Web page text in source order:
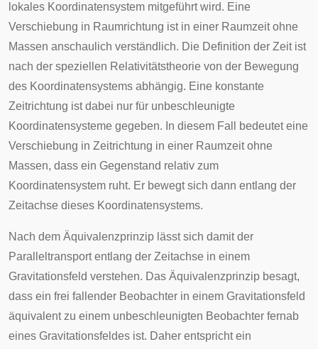
lokales Koordinatensystem mitgeführt wird. Eine
Verschiebung in Raumrichtung ist in einer Raumzeit ohne
Massen anschaulich verständlich. Die Definition der Zeit ist
nach der speziellen Relativitätstheorie von der Bewegung
des Koordinatensystems abhängig. Eine konstante
Zeitrichtung ist dabei nur für unbeschleunigte
Koordinatensysteme gegeben. In diesem Fall bedeutet eine
Verschiebung in Zeitrichtung in einer Raumzeit ohne
Massen, dass ein Gegenstand relativ zum
Koordinatensystem ruht. Er bewegt sich dann entlang der
Zeitachse dieses Koordinatensystems.
Nach dem Äquivalenzprinzip lässt sich damit der
Paralleltransport entlang der Zeitachse in einem
Gravitationsfeld verstehen. Das Äquivalenzprinzip besagt,
dass ein frei fallender Beobachter in einem Gravitationsfeld
äquivalent zu einem unbeschleunigten Beobachter fernab
eines Gravitationsfeldes ist. Daher entspricht ein